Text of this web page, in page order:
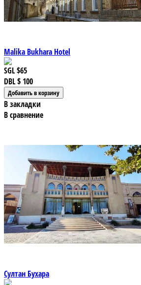
Malika Bukhara Hotel
SGL$65
DBL$ 100
В закладки
В сравнение
Султан Бухара